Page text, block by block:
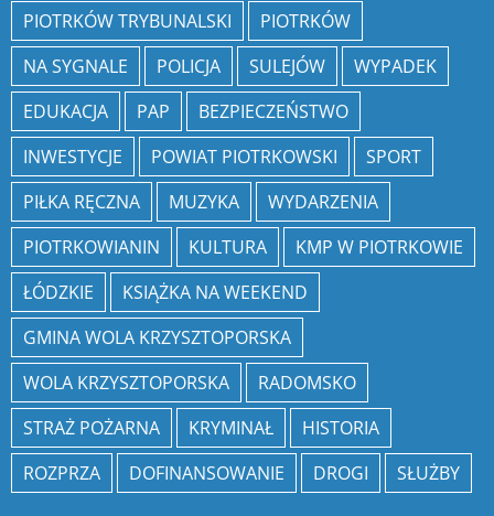
PIOTRKÓW TRYBUNALSKI
PIOTRKÓW
NA SYGNALE
POLICJA SULEJÓW
WYPADEK
EDUKACJA
PAP
BEZPIECZEŃSTWO
INWESTYCJE
POWIAT PIOTRKOWSKI
SPORT
PIŁKA RĘCZNA
MUZYKA
WYDARZENIA
PIOTRKOWIANIN
KULTURA
KMP W PIOTRKOWIE
ŁÓDZKIE
KSIĄŻKA NA WEEKEND
GMINA WOLA KRZYSZTOPORSKA
WOLA KRZYSZTOPORSKA
RADOMSKO
STRAŻ POŻARNA
KRYMINAŁ
HISTORIA
ROZPRZA
DOFINANSOWANIE DROGI SŁUŻBY